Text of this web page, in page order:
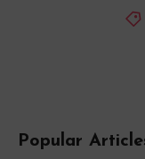
Popular